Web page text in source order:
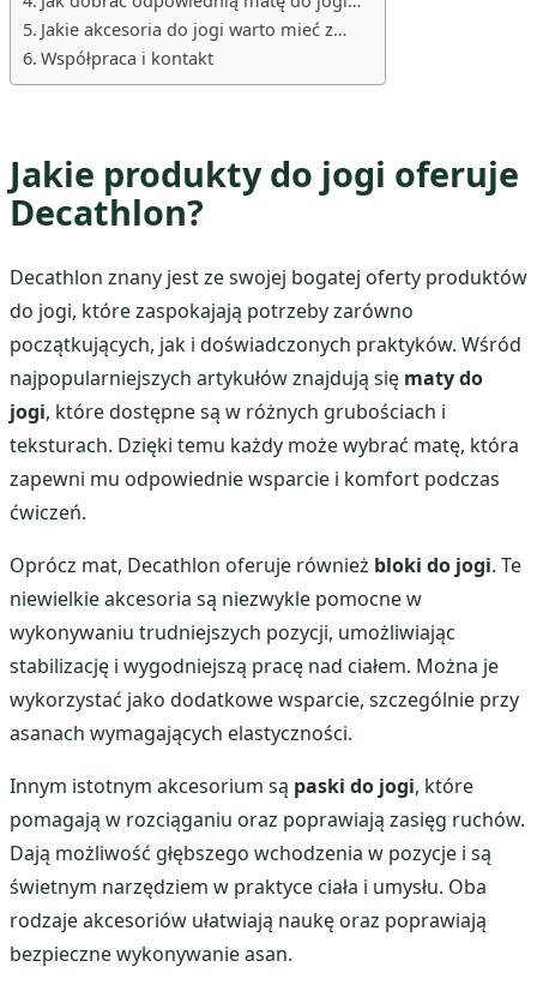
Jakie akcesoria do jogi warto mieć z…
Współpraca i kontakt
Jakie produkty do jogi oferuje
Decathlon?
Decathlon znany jest ze swojej bogatej oferty produktów
do jogi, które zaspokajają potrzeby zarówno
początkujących, jak i doświadczonych praktyków. Wśród
najpopularniejszych artykułów znajdują się maty do
jogi, które dostępne są w różnych grubościach i
teksturach. Dzięki temu każdy może wybrać matę, która
zapewni mu odpowiednie wsparcie i komfort podczas
ćwiczeń.
Oprócz mat, Decathlon oferuje również bloki do jogi. Te
niewielkie akcesoria są niezwykle pomocne w
wykonywaniu trudniejszych pozycji, umożliwiając
stabilizację i wygodniejszą pracę nad ciałem. Można je
wykorzystać jako dodatkowe wsparcie, szczególnie przy
asanach wymagających elastyczności.
Innym istotnym akcesorium są paski do jogi, które
pomagają w rozciąganiu oraz poprawiają zasięg ruchów.
Dają możliwość głębszego wchodzenia w pozycje i są
świetnym narzędziem w praktyce ciała i umysłu. Oba
rodzaje akcesoriów ułatwiają naukę oraz poprawiają
bezpieczne wykonywanie asan.